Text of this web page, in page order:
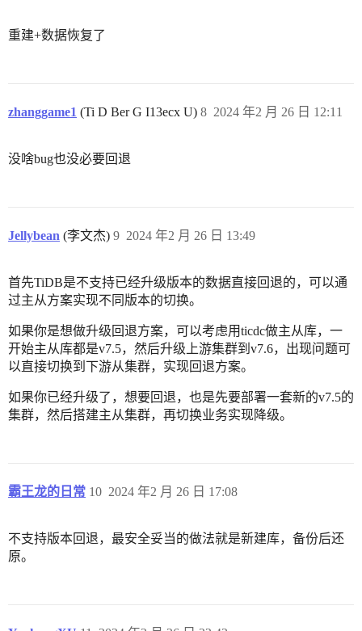
重建+数据恢复了
zhanggame1 (Ti D Ber G I13ecx U) 2024 年2 月 26 日 12:11
8
没啥bug也没必要回退
Jellybean (李文杰) 2024 年2 月 26 日 13:49
9
首先TiDB是不支持已经升级版本的数据直接回退的，可以通
过主从方案实现不同版本的切换。
如果你是想做升级回退方案，可以考虑用ticdc做主从库，一
开始主从库都是v7.5，然后升级上游集群到v7.6，出现问题可
以直接切换到下游从集群，实现回退方案。
如果你已经升级了，想要回退，也是先要部署一套新的v7.5的
集群，然后搭建主从集群，再切换业务实现降级。
霸王龙的日常 2024 年2 月 26 日 17:08
10
不支持版本回退，最安全妥当的做法就是新建库，备份后还
原。